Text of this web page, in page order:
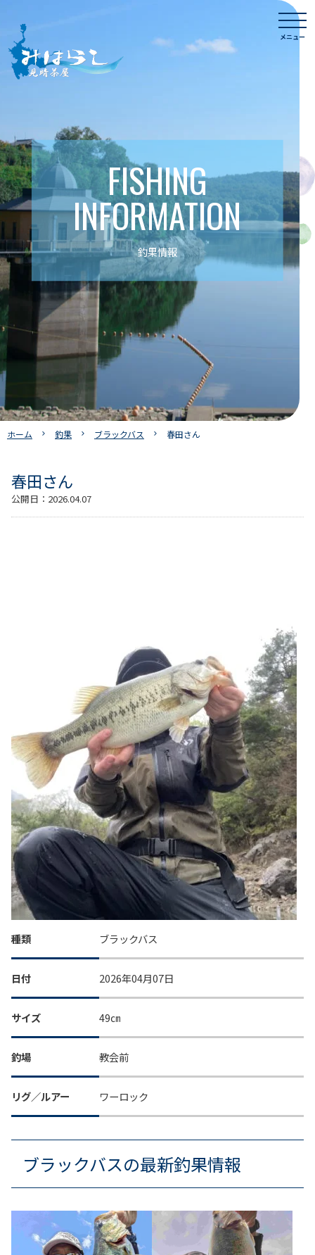
content
メニュー
FISHING
INFORMATION
釣果情報
ホーム 釣果 ブラックバス 春田さん
春田さん
公開日： 2026.04.07
種類 ブラックバス
日付 2026年04月07日
サイズ 49㎝
釣場 教会前
リグ／ルアー ワーロック
ブラックバスの最新釣果情報